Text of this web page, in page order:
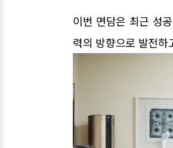
이번 면담은 최근 성
력의 방향으로 발전